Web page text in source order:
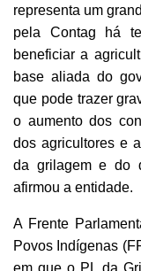
representa um
pela Contag há
beneficiar a
base aliada do
que pode trazer
o aumento dos
dos agricultores e
da grilagem e do
afirmou a entidade.
A Frente
Povos Indígenas